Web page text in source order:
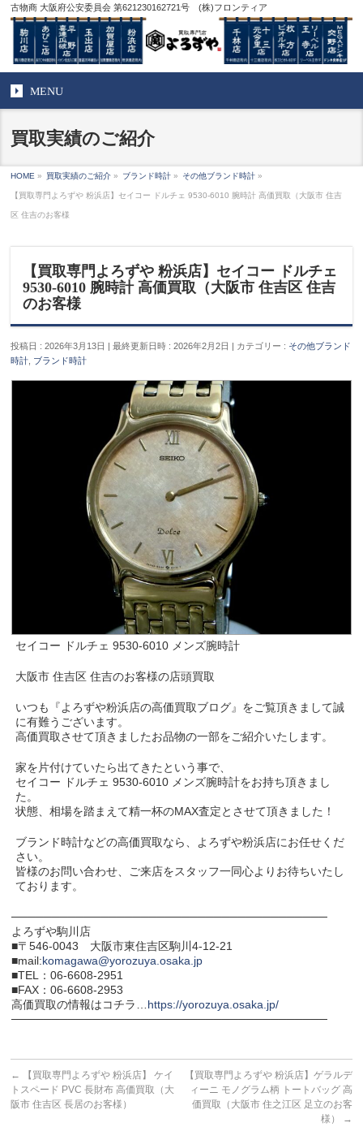
古物商 大阪府公安委員会 第621230162721号 (株)フロンティア
MENU
買取実績のご紹介
HOME » 買取実績のご紹介 » ブランド時計 » その他ブランド時計 »
【買取専門よろずや 粉浜店】セイコー ドルチェ 9530-6010 腕時計 高価買取（大阪市 住吉
区 住吉のお客様
【買取専門よろずや 粉浜店】セイコー ドルチェ
9530-6010 腕時計 高価買取（大阪市 住吉区 住吉
のお客様
投稿日 : 2026年3月13日 最終更新日時 : 2026年2月2日 カテゴリー : その他ブランド
時計 ブランド時計
セイコー ドルチェ 9530-6010 メンズ腕時計
大阪市 住吉区 住吉のお客様の店頭買取
いつも『よろずや粉浜店の高価買取ブログ』をご覧頂きまして誠
に有難うございます。
高価買取させて頂きましたお品物の一部をご紹介いたします。
家を片付けていたら出てきたという事で、
セイコー ドルチェ 9530-6010 メンズ腕時計をお持ち頂きまし
た。
状態、相場を踏まえて精一杯のMAX査定とさせて頂きました！
ブランド時計などの高価買取なら、よろずや粉浜店にお任せくだ
さい。
皆様のお問い合わせ、ご来店をスタッフ一同心よりお待ちいたし
ております。
───────────────────────────────────────
よろずや駒川店
■〒546-0043 大阪市東住吉区駒川4-12-21
■mail:komagawa@yorozuya.osaka.jp
■TEL：06-6608-2951
■FAX：06-6608-2953
高価買取の情報はコチラ…https://yorozuya.osaka.jp/
───────────────────────────────────────
←
【買取専門よろずや 粉浜店】 ケイ
トスペード PVC 長財布 高価買取（大
阪市 住吉区 長居のお客様）
【買取専門よろずや 粉浜店】ゲラルデ
ィーニ モノグラム柄 トートバッグ 高
価買取（大阪市 住之江区 足立のお客
様）
→